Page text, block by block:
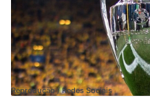
Reprodução / Redes Sociais